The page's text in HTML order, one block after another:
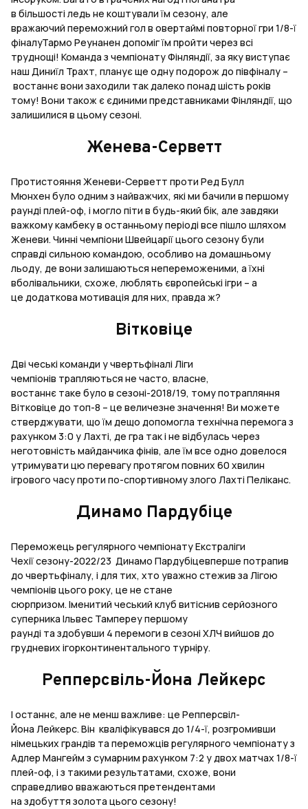
в більшості ледь не коштували їм сезону, але
вражаючий переможний гол в овертаймі повторної гри 1/8-ї
фіналуТармо Реунанен допоміг їм пройти через всі
труднощі! Команда з чемпіонату Фінляндії, за яку виступає
наш Диниїл Трахт, планує ще одну подорож до півфіналу –
востаннє вони заходили так далеко понад шість років
тому! Вони також є єдиними представниками Фінляндії, що
залишилися в цьому сезоні.
Женева-Серветт
Протистояння Женеви-Серветт проти Ред Булл
Мюнхен було одним з найважчих, які ми бачили в першому
раунді плей-оф, і могло піти в будь-який бік, але завдяки
важкому камбеку в останньому періоді все пішло шляхом
Женеви. Чинні чемпіони Швейцарії цього сезону були
справді сильною командою, особливо на домашньому
льоду, де вони залишаються непереможеними, а їхні
вболівальники, схоже, люблять європейські ігри – а
це додаткова мотивація для них, правда ж?
Вітковіце
Дві чеські команди у чвертьфіналі Ліги
чемпіонів трапляються не часто, власне,
востаннє таке було в сезоні-2018/19, тому потрапляння
Вітковіце до топ-8 – це величезне значення! Ви можете
стверджувати, що їм дещо допомогла технічна перемога з
рахунком 3:0 у Лахті, де гра так і не відбулась через
неготовність майданчика фінів, але їм все одно довелося
утримувати цю перевагу протягом повних 60 хвилин
ігрового часу проти по-спортивному злого Лахті Пеліканс.
Динамо Пардубіце
Переможець регулярного чемпіонату Екстраліги
Чехії сезону-2022/23 Динамо Пардубіцевперше потрапив
до чвертьфіналу, і для тих, хто уважно стежив за Лігою
чемпіонів цього року, це не стане
сюрпризом. Іменитий чеський клуб витіснив серйозного
суперника Ільвес Тампереу першому
раунді та здобувши 4 перемоги в сезоні ХЛЧ вийшов до
грудневих ігорконтинентального турніру.
Репперсвіль-Йона Лейкерс
І останнє, але не менш важливе: це Репперсвіл-
Йона Лейкерс. Він кваліфікувався до 1/4-ї, розгромивши
німецьких грандів та переможців регулярного чемпіонату з
Адлер Мангейм з сумарним рахунком 7:2 у двох матчах 1/8-ї
плей-оф, і з такими результатами, схоже, вони
справедливо вважаються претендентами
на здобуття золота цього сезону!